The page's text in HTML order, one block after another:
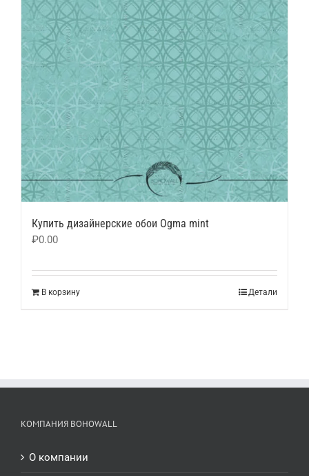
Купить дизайнерские обои Ogma mint
₽0.00
В корзину Детали
КОМПАНИЯ BOHOWALL
О компании